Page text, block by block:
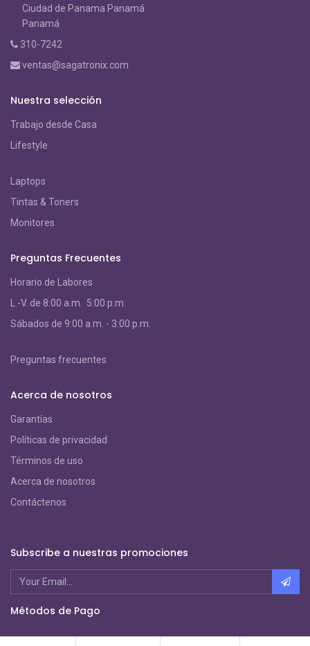
Ciudad de Panama Panamá
Panamá
310-7242
ventas@sagatronix.com
Nuestra selección
Trabajo desde Casa
Lifestyle
Laptops
Tintas & Toners
Monitores
Preguntas Frecuentes
Horario de Labores
L.-V. de 8:00 a.m. 5:00 p.m.
Sábados de 9:00 a.m. - 3:00 p.m.
Preguntas frecuentes
Acerca de nosotros
Garantías
Políticas de privacidad
Términos de uso
Acerca de nosotros
Contáctenos
Subscribe a nuestras promociones
Métodos de Pago